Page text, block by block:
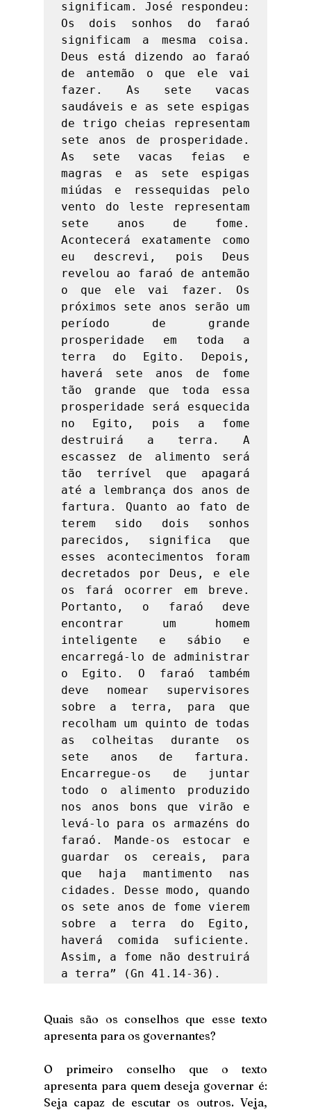
significam. José respondeu:
Os dois sonhos do faraó
significam a mesma coisa.
Deus está dizendo ao faraó
de antemão o que ele vai
fazer. As sete vacas
saudáveis e as sete espigas
de trigo cheias representam
sete anos de prosperidade.
As sete vacas feias e
magras e as sete espigas
miúdas e ressequidas pelo
vento do leste representam
sete anos de fome.
Acontecerá exatamente como
eu descrevi, pois Deus
revelou ao faraó de antemão
o que ele vai fazer. Os
próximos sete anos serão um
período de grande
prosperidade em toda a
terra do Egito. Depois,
haverá sete anos de fome
tão grande que toda essa
prosperidade será esquecida
no Egito, pois a fome
destruirá a terra. A
escassez de alimento será
tão terrível que apagará
até a lembrança dos anos de
fartura. Quanto ao fato de
terem sido dois sonhos
parecidos, significa que
esses acontecimentos foram
decretados por Deus, e ele
os fará ocorrer em breve.
Portanto, o faraó deve
encontrar um homem
inteligente e sábio e
encarregá-lo de administrar
o Egito. O faraó também
deve nomear supervisores
sobre a terra, para que
recolham um quinto de todas
as colheitas durante os
sete anos de fartura.
Encarregue-os de juntar
todo o alimento produzido
nos anos bons que virão e
levá-lo para os armazéns do
faraó. Mande-os estocar e
guardar os cereais, para
que haja mantimento nas
cidades. Desse modo, quando
os sete anos de fome vierem
sobre a terra do Egito,
haverá comida suficiente.
Assim, a fome não destruirá
a terra” (Gn 41.14-36).
Quais são os conselhos que esse texto
apresenta para os governantes?
O primeiro conselho que o texto
apresenta para quem deseja governar é:
Seja capaz de escutar os outros. Veja,